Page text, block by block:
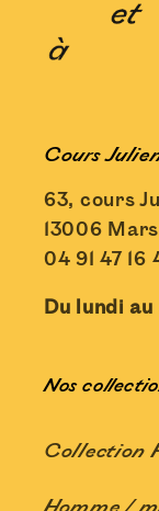
Cours
63, cours
13006
04 91 47 16
Du lundi au
Nos
Collection